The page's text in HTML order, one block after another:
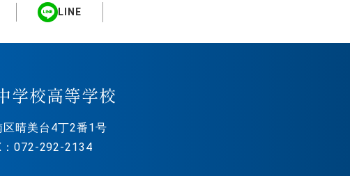
LINE
学校高等学校
区晴美台4丁2番1号
072-292-2134